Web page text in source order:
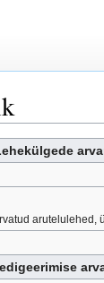
arutelulehed,